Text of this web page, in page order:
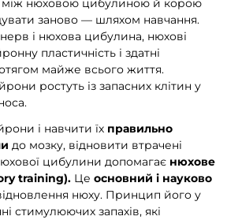
між нюховою цибулиною й корою
заново — шляхом навчання.
і нюхова цибулина, нюхові
пластичність і здатні
майже всього життя.
ростуть із запасних клітин у
і навчити їх правильно
до мозку, відновити втрачені
цибулини допомагає нюхове
traіnіng). Це основний і науково
нюху. Принцип його у
стимулюючих запахів, які